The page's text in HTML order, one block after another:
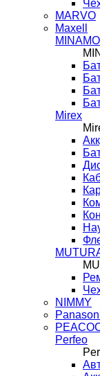
MARVO
Maxell
Mirex
NIMMY
Perfeo